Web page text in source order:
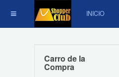
INICIO
Carro de la
Compra